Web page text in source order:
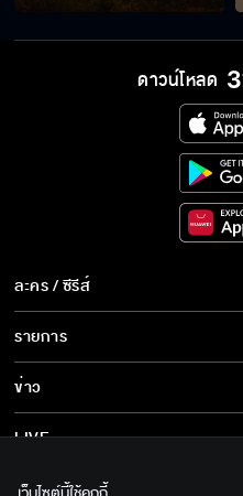
คุณพ่อน่
อย่าเพิ่ง
มีปัญญาห
ดาวน์โหลด
ละคร / ซีรีส์
ละคร/ซีรีส์
ซีรีส์นานาชาติ
การ์ตูน & เกม
รายการ
รายการทั้งหมด
ข่าว
ข่าวทั้งหมด
LIVE
เกี่ยวกับเรา